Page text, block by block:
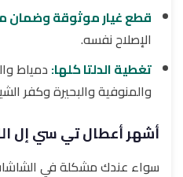
قطع غيار موثوقة وضمان
الإصلاح نفسه.
تغطية الدلتا كلها: دمياط
والمنوفية والبحيرة وكفر
أشهر أعطال تي سي إل
سواء عندك مشكلة في